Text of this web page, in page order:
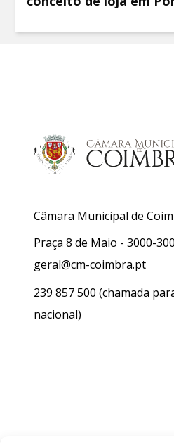
Câmara Municipal de
Praça 8 de Maio - 3000-
geral@cm-coimbra.pt
239 857 500 (chamada
nacional)